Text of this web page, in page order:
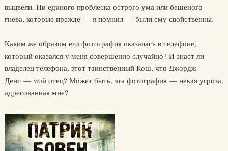
выцвели. Ни единого проблеска острого ума или бешеного
гнева, которые прежде — я помнил — были ему свойственны.
Каким же образом его фотография оказалась в телефоне,
который оказался у меня совершенно случайно? И знает ли
владелец телефона, этот таинственный Кош, что Джордж
Дент — мой отец? Может быть, эта фотография — некая угроза,
адресованная мне?